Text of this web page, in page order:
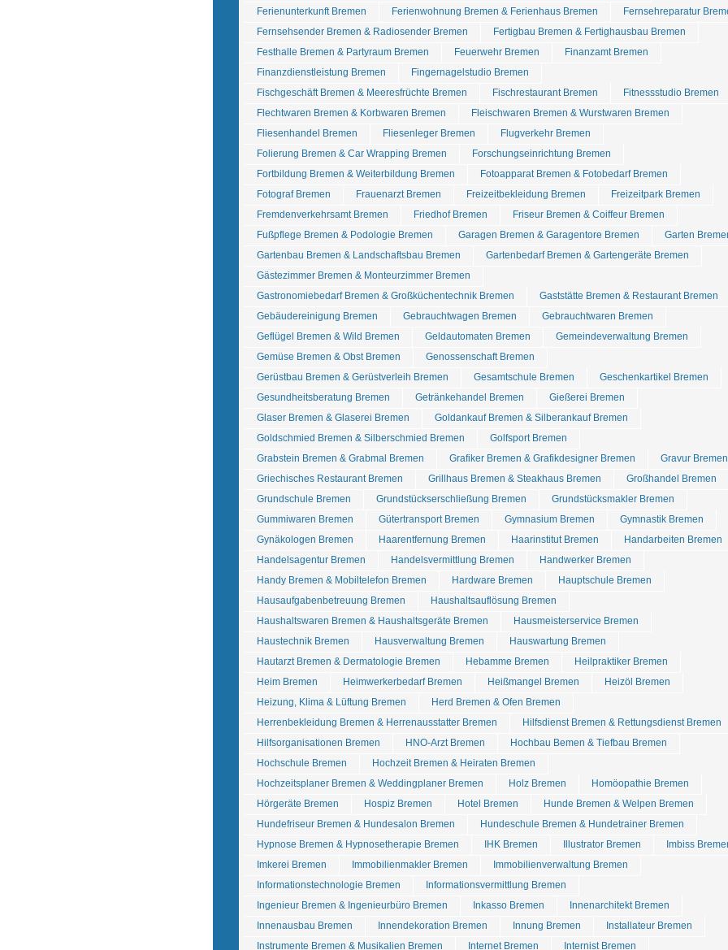
Ferienunterkunft Bremen
Ferienwohnung Bremen & Ferienhaus Bremen
Fernsehreparatur
Fernsehsender Bremen & Radiosender Bremen
Fertigbau Bremen & Fertighausbau Bremen
Festhalle Bremen & Partyraum Bremen
Feuerwehr Bremen
Finanzamt Bremen
Finanzdienstleistung Bremen
Fingernagelstudio Bremen
Fischgeschäft Bremen & Meeresfrüchte Bremen
Fischrestaurant Bremen
Fitnessstudio Bremen
Flechtwaren Bremen & Korbwaren Bremen
Fleischwaren Bremen & Wurstwaren Bremen
Fliesenhandel Bremen
Fliesenleger Bremen
Flugverkehr Bremen
Folierung Bremen & Car Wrapping Bremen
Forschungseinrichtung Bremen
Fortbildung Bremen & Weiterbildung Bremen
Fotoapparat Bremen & Fotobedarf Bremen
Fotograf Bremen
Frauenarzt Bremen Freizeitbekleidung Bremen
Freizeitpark Bremen
Fremdenverkehrsamt Bremen
Friedhof Bremen
Friseur Bremen & Coiffeur Bremen
Fußpflege Bremen & Podologie Bremen
Garagen Bremen & Garagentore Bremen
Garten
Gartenbau Bremen & Landschaftsbau Bremen
Gartenbedarf Bremen & Gartengeräte Bremen
Gästezimmer Bremen & Monteurzimmer Bremen
Gastronomiebedarf Bremen & Großküchentechnik Bremen
Gaststätte Bremen & Restaurant Bremen
Gebäudereinigung Bremen
Gebrauchtwagen Bremen
Gebrauchtwaren Bremen
Geflügel Bremen & Wild Bremen
Geldautomaten Bremen
Gemeindeverwaltung Bremen
Gemüse Bremen & Obst Bremen
Genossenschaft Bremen
Gerüstbau Bremen & Gerüstverleih Bremen
Gesamtschule Bremen
Geschenkartikel Bremen
Gesundheitsberatung Bremen
Getränkehandel Bremen
Gießerei Bremen
Glaser Bremen & Glaserei Bremen
Goldankauf Bremen & Silberankauf Bremen
Goldschmied Bremen & Silberschmied Bremen
Golfsport Bremen
Grabstein Bremen & Grabmal Bremen
Grafiker Bremen & Grafikdesigner Bremen
Gravur Bremen
Griechisches Restaurant Bremen
Grillhaus Bremen & Steakhaus Bremen
Großhandel Bremen
Grundschule Bremen
Grundstückserschließung Bremen
Grundstücksmakler Bremen
Gummiwaren Bremen
Gütertransport Bremen Gymnasium Bremen
Gymnastik Bremen
Gynäkologen Bremen
Haarentfernung Bremen Haarinstitut Bremen
Handarbeiten Bremen
Handelsagentur Bremen
Handelsvermittlung Bremen
Handwerker Bremen
Handy Bremen & Mobiltelefon Bremen
Hardware Bremen
Hauptschule Bremen
Hausaufgabenbetreuung Bremen
Haushaltsauflösung Bremen
Haushaltswaren Bremen & Haushaltsgeräte Bremen
Hausmeisterservice Bremen
Haustechnik Bremen
Hausverwaltung Bremen
Hauswartung Bremen
Hautarzt Bremen & Dermatologie Bremen
Hebamme Bremen
Heilpraktiker Bremen
Heim Bremen
Heimwerkerbedarf Bremen Heißmangel Bremen
Heizöl Bremen
Heizung, Klima & Lüftung Bremen
Herd Bremen & Ofen Bremen
Herrenbekleidung Bremen & Herrenausstatter Bremen
Hilfsdienst Bremen & Rettungsdienst Bremen
Hilfsorganisationen Bremen
HNO-Arzt Bremen
Hochbau Bemen & Tiefbau Bremen
Hochschule Bremen
Hochzeit Bremen & Heiraten Bremen
Hochzeitsplaner Bremen & Weddingplaner Bremen
Holz Bremen
Homöopathie Bremen
Hörgeräte Bremen
Hospiz Bremen Hotel Bremen
Hunde Bremen & Welpen Bremen
Hundefriseur Bremen & Hundesalon Bremen
Hundeschule Bremen & Hundetrainer Bremen
Hypnose Bremen & Hypnosetherapie Bremen
IHK Bremen Illustrator Bremen
Imbiss
Imkerei Bremen
Immobilienmakler Bremen
Immobilienverwaltung Bremen
Informationstechnologie Bremen
Informationsvermittlung Bremen
Ingenieur Bremen & Ingenieurbüro Bremen
Inkasso Bremen
Innenarchitekt Bremen
Innenausbau Bremen
Innendekoration Bremen Innung Bremen
Installateur Bremen
Instrumente Bremen & Musikalien Bremen
Internet Bremen Internist Bremen